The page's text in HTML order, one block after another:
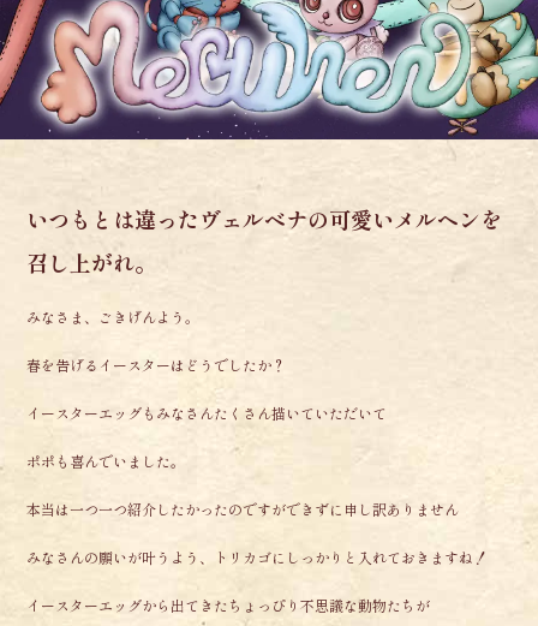
いつもとは違ったヴェルベナの可愛いメルヘンを
召し上がれ。
みなさま、ごきげんよう。
春を告げるイースターはどうでしたか？
イースターエッグもみなさんたくさん描いていただいて
ポポも喜んでいました。
本当は一つ一つ紹介したかったのですができずに申し訳ありません
みなさんの願いが叶うよう、トリカゴにしっかりと入れておきますね！
イースターエッグから出てきたちょっぴり不思議な動物たちが